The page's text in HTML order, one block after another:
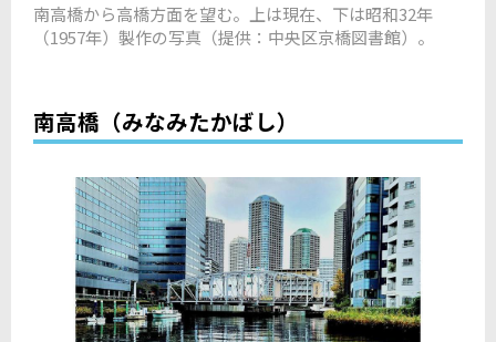
南高橋から高橋方面を望む。上は現在、下は昭和32年
（1957年）製作の写真 （提供：中央区京橋図書館）。
南高橋（みなみたかばし）